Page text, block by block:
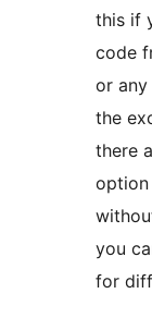
this if
code
or
the
there
you
for